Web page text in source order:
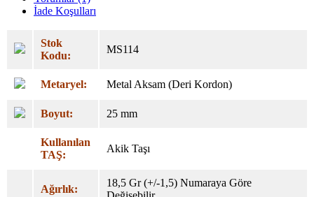
İade Koşulları
Stok
Kodu:
MS114
Metaryel: Metal Aksam (Deri Kordon)
Boyut: 25 mm
Kullanılan
TAŞ:
Akik Taşı
Ağırlık:
18,5 Gr (+/-1,5) Numaraya Göre